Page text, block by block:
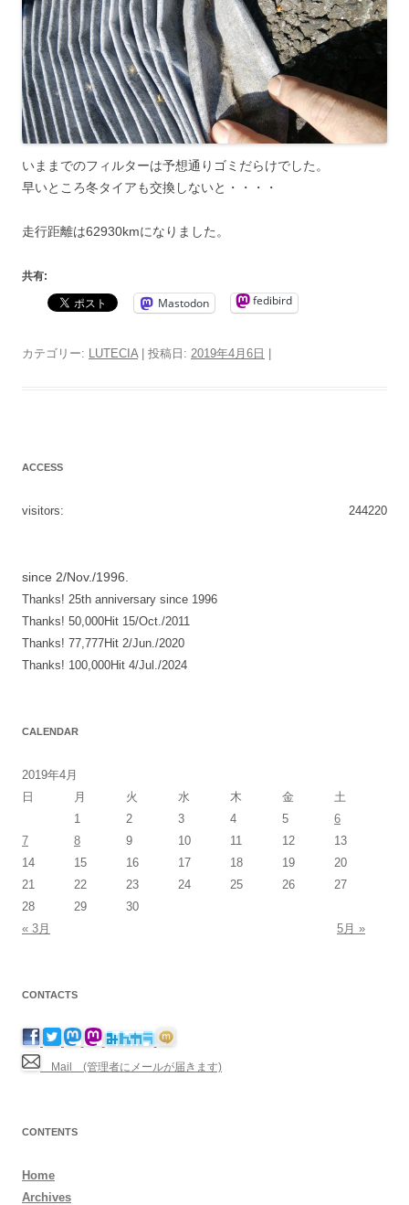
いままでのフィルターは予想通りゴミだらけでした。
早いところ冬タイアも交換しないと・・・・
走行距離は62930kmになりました。
共有:
Mastodon fedibird
カテゴリー: LUTECIA | 投稿日: 2019年4月6日
ACCESS
244220
visitors:
since 2/Nov./1996.
Thanks! 25th anniversary since 1996
Thanks! 50,000Hit 15/Oct./2011
Thanks! 77,777Hit 2/Jun./2020
Thanks! 100,000Hit 4/Jul./2024
CALENDAR
2019年4月
日
月 火 水 木 金
土
1
2 3 4 5
6
7
8 9 10 11 12
13
14
15 16 17 18 19
20
21
22 23 24 25 26
27
28
29
30
« 3月
5月 »
CONTACTS
Mail (管理者にメールが届きます)
CONTENTS
Home
Archives